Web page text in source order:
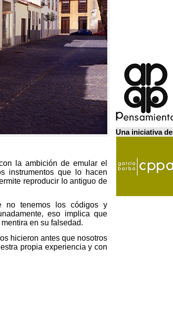
la ambición de emular el
instrumentos que lo hacen
reproducir lo antiguo de
no tenemos los códigos y
,eso implica que
en su falsedad.
hicieron antes que nosotros
propia experiencia y con
Una iniciativa de